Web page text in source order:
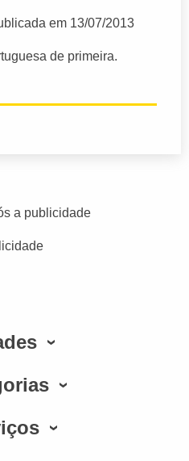
em 13/07/2013
de primeira.
a publicidade